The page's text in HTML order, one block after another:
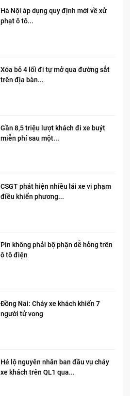
Hà Nội áp dụng quy định mới về xử
phạt ô tô...
Xóa bỏ 4 lối đi tự mở qua đường sắt
trên địa bàn...
Gần 8,5 triệu lượt khách đi xe buýt
miễn phí sau một...
CSGT phát hiện nhiều lái xe vi phạm
điều khiển phương...
Pin không phải bộ phận dễ hỏng trên
ô tô điện
Đồng Nai: Cháy xe khách khiến 7
người tử vong​
Hé lộ nguyên nhân ban đầu vụ cháy
xe khách trên QL1 qua...